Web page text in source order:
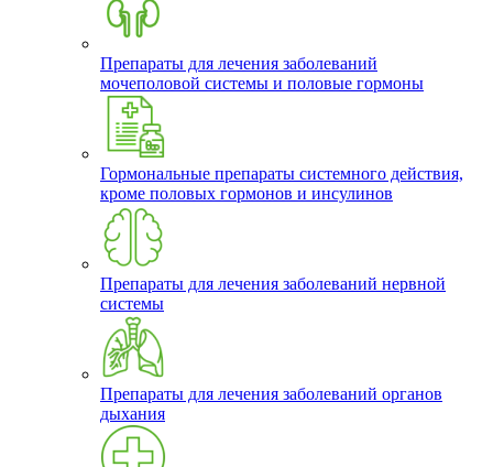
Препараты для лечения заболеваний
мочеполовой системы и половые гормоны
Гормональные препараты системного действия,
кроме половых гормонов и инсулинов
Препараты для лечения заболеваний нервной
системы
Препараты для лечения заболеваний органов
дыхания